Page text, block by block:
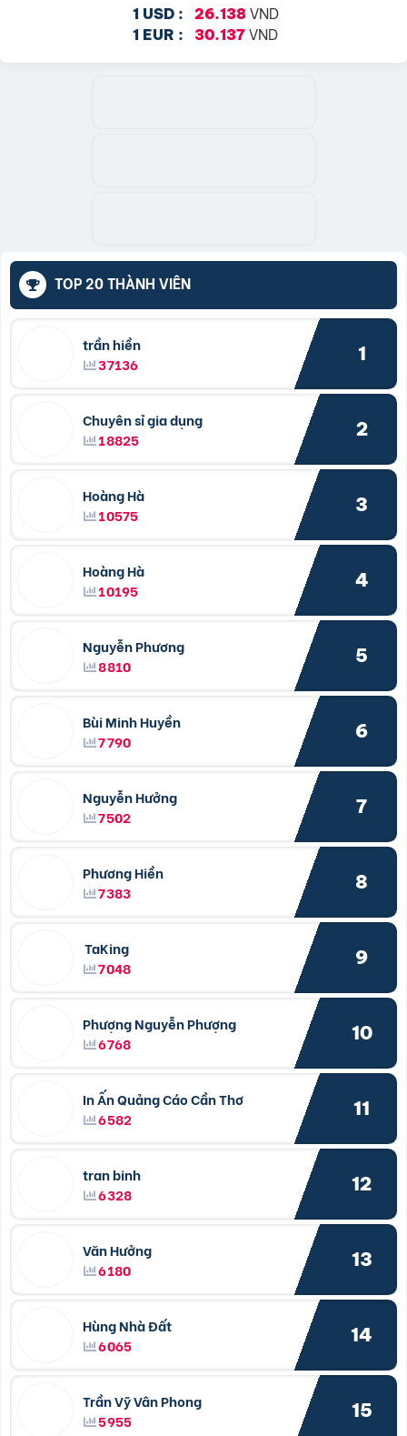
1 USD : 26.138VND
1 EUR : 30.137 VND
TOP 20 THÀNH VIÊN
trần hiền
37136
1
Chuyên sỉ gia dụng
18825
2
Hoàng Hà
10575
3
Hoàng Hà
10195
4
Nguyễn Phương
8810
5
Bùi Minh Huyền
7790
6
Nguyễn Hưởng
7502
7
Phương Hiền
7383
8
TaKing
7048
9
Phượng Nguyễn Phượng
6768
10
In Ấn Quảng Cáo Cần Thơ
6582
11
tran binh
6328
12
Văn Hưởng
6180
13
Hùng Nhà Đất
6065
14
Trần Vỹ Vân Phong
5955
15